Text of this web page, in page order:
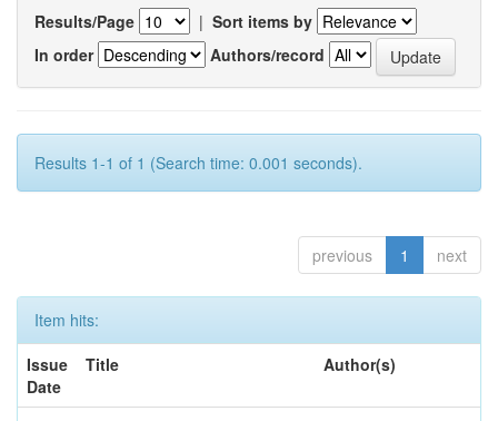
Results/Page | Sort items by
In order
Authors/record
Results 1-1 of 1 (Search time: 0.001 seconds).
previous 1 next
Item hits:
Issue
Date
Title Author(s)